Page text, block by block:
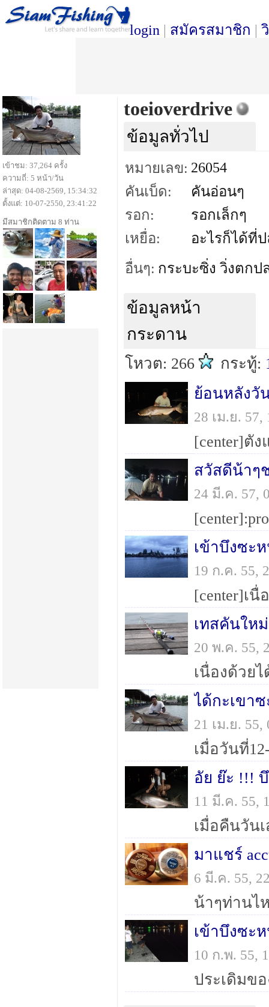
login | สมัครสมาชิก |
toeioverdrive
ข้อมูลทั่วไป
หมายเลข: 26054
คันเบ็ด:
คันอ่อนๆ
รอก:
รอกเล็กๆ
เหยื่อ:
อะไรก็ได้ที่
อื่นๆ: กระบะซิ่ง วิ่งตกป
ข้อมูลหน้า
กระดาน
โหวต: 266 กระทู้:
ย้อนหลังวั
28 เม.ย.
สวัสดีน้าๆ
24 มี.ค. 57,
เข้าบึงซะ
19 ก.ค. 55,
เทสคันให
20 พ.ค. 55,
ได้กะเขา
21 เม.ย.
อัย ย๊ะ !!!
11 มี.ค. 55,
มาแชร์
6 มี.ค. 55,
เข้าบึงซะ
10 ก.พ. 55,
ประเดิมข
เข้าชม: 37,264 ครั้ง
ความถี่: 5 หน้า/วัน
ล่าสุด: 04-08-2569, 15:34:32
ตั้งแต่: 10-07-2550, 23:41:22
มีสมาชิกติดตาม 8 ท่าน